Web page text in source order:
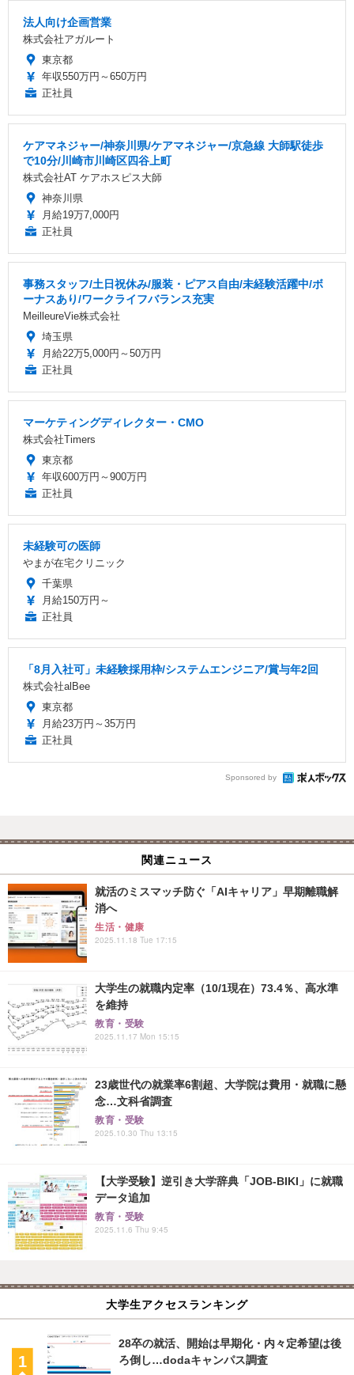
法人向け企画営業
株式会社アガルート
東京都
年収550万円～650万円
正社員
ケアマネジャー/神奈川県/ケアマネジャー/京急線 大師駅徒歩
で10分/川崎市川崎区四谷上町
株式会社AT ケアホスピス大師
神奈川県
月給19万7,000円
正社員
事務スタッフ/土日祝休み/服装・ピアス自由/未経験活躍中/ボ
ーナスあり/ワークライフバランス充実
MeilleureVie株式会社
埼玉県
月給22万5,000円～50万円
正社員
マーケティングディレクター・CMO
株式会社Timers
東京都
年収600万円～900万円
正社員
未経験可の医師
やまが在宅クリニック
千葉県
月給150万円～
正社員
「8月入社可」未経験採用枠/システムエンジニア/賞与年2回
株式会社alBee
東京都
月給23万円～35万円
正社員
Sponsored by
関連ニュース
就活のミスマッチ防ぐ「AIキャリア」早期離職解
消へ
生活・健康
2025.11.18 Tue 17:15
大学生の就職内定率（10/1現在）73.4％、高水準
を維持
教育・受験
2025.11.17 Mon 15:15
23歳世代の就業率6割超、大学院は費用・就職に懸
念…文科省調査
教育・受験
2025.10.30 Thu 13:15
【大学受験】逆引き大学辞典「JOB-BIKI」に就職
データ追加
教育・受験
2025.11.6 Thu 9:45
大学生アクセスランキング
28卒の就活、開始は早期化・内々定希望は後
ろ倒し…dodaキャンパス調査